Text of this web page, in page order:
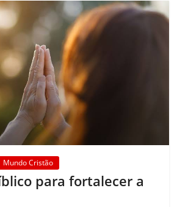
Mundo Cristão
para fortalecer a